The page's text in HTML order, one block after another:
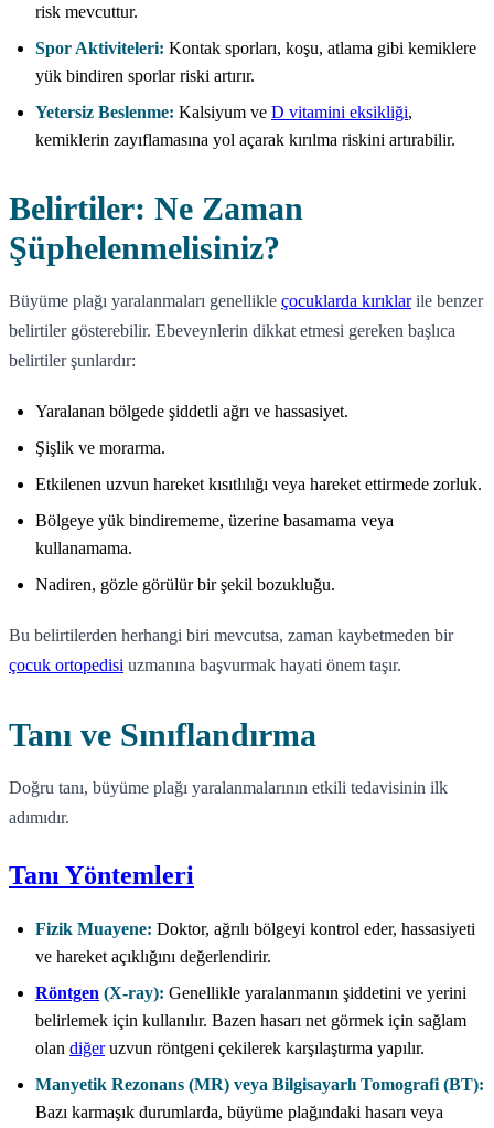
risk mevcuttur.
Spor Aktiviteleri: Kontak sporları, koşu, atlama gibi kemiklere
yük bindiren sporlar riski artırır.
Yetersiz Beslenme: Kalsiyum ve D vitamini eksikliği,
kemiklerin zayıflamasına yol açarak kırılma riskini artırabilir.
Belirtiler: Ne Zaman
Şüphelenmelisiniz?
Büyüme plağı yaralanmaları genellikle çocuklarda kırıklarile benzer
belirtiler gösterebilir. Ebeveynlerin dikkat etmesi gereken başlıca
belirtiler şunlardır:
Yaralanan bölgede şiddetli ağrı ve hassasiyet.
Şişlik ve morarma.
Etkilenen uzvun hareket kısıtlılığı veya hareket ettirmede zorluk.
Bölgeye yük bindirememe, üzerine basamama veya
kullanamama.
Nadiren, gözle görülür bir şekil bozukluğu.
Bu belirtilerden herhangi biri mevcutsa, zaman kaybetmeden bir
çocuk ortopedisi uzmanına başvurmak hayati önem taşır.
Tanı ve Sınıflandırma
Doğru tanı, büyüme plağı yaralanmalarının etkili tedavisinin ilk
adımıdır.
Tanı Yöntemleri
Fizik Muayene: Doktor, ağrılı bölgeyi kontrol eder, hassasiyeti
ve hareket açıklığını değerlendirir.
Röntgen (X-ray): Genellikle yaralanmanın şiddetini ve yerini
belirlemek için kullanılır. Bazen hasarı net görmek için sağlam
olan diğeruzvun röntgeni çekilerek karşılaştırma yapılır.
Manyetik Rezonans (MR) veya Bilgisayarlı Tomografi (BT):
Bazı karmaşık durumlarda, büyüme plağındaki hasarı veya